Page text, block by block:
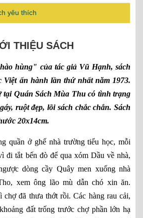
yêu thích
THIỆU SÁCH
hùng" của tác giả Vũ Hạnh, sách
Việt ấn hành lần thứ nhất năm 1973.
Quán Sách Mùa Thu có tình trạng
ruột đẹp, lõi sách chắc chắn. Sách
20x14cm.
quần ở ghế nhà trường tiểu học, mỗi
đi tắt bến đò để qua xóm Dầu về nhà,
dòng cầy Quây men xuống nhà
xem ông lão mù dẫn chó xin ăn.
chợ đã thưa thớt rồi. Các hàng rau cải,
đất trống trước chợ phần lớn hạ